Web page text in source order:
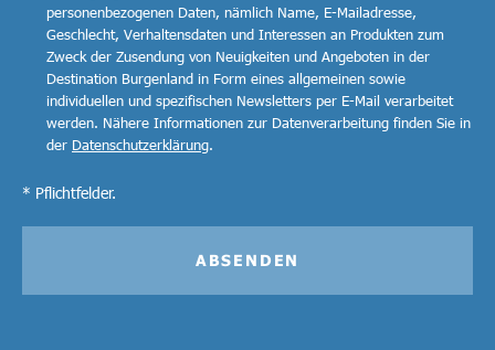
personenbezogenen Daten, nämlich Name, E-Mailadresse,
Geschlecht, Verhaltensdaten und Interessen an Produkten zum
Zweck der Zusendung von Neuigkeiten und Angeboten in der
Destination Burgenland in Form eines allgemeinen sowie
individuellen und spezifischen Newsletters per E-Mail verarbeitet
werden. Nähere Informationen zur Datenverarbeitung finden Sie in
der Datenschutzerklärung.
* Pflichtfelder.
ABSENDEN